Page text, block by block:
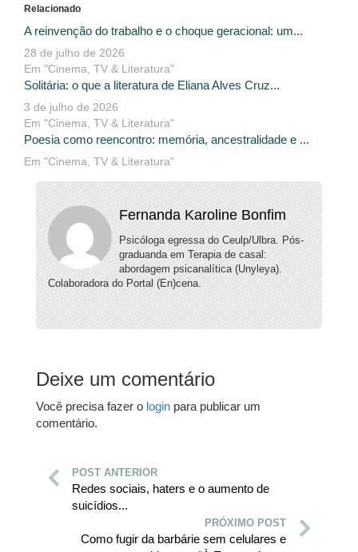
Relacionado
A reinvenção do trabalho e o choque geracional: um...
28 de julho de 2026
Em "Cinema, TV & Literatura"
Solitária: o que a literatura de Eliana Alves Cruz...
3 de julho de 2026
Em "Cinema, TV & Literatura"
Poesia como reencontro: memória, ancestralidade e ...
Em "Cinema, TV & Literatura"
Fernanda Karoline Bonfim
Psicóloga egressa do Ceulp/Ulbra. Pós-
graduanda em Terapia de casal:
abordagem psicanalítica (Unyleya).
Colaboradora do Portal (En)cena.
Deixe um comentário
Você precisa fazer o login para publicar um
comentário.
POST ANTERIOR
Redes sociais, haters e o aumento de
suicídios...
PRÓXIMO POST
Como fugir da barbárie sem celulares e